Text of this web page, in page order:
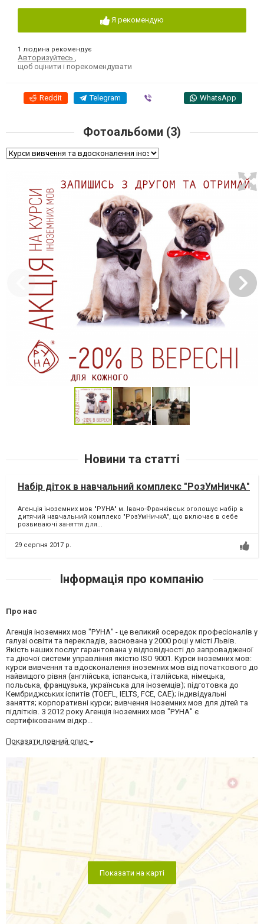
Я рекомендую
1 людина рекомендує
Авторизуйтесь
щоб оцінити і порекомендувати
Reddit Telegram WhatsApp
Фотоальбоми (3)
Новини та статті
Набір діток в навчальний комплекс "РозУмНичкА"
Агенція іноземних мов "РУНА" м. Івано-Франківськ оголошує набір в
дитячий навчальний комплекс "РозУмНичкА", що включає в себе
розвиваючі заняття для...
29 серпня 2017 р.
Інформація про компанію
Про нас
Агенція іноземних мов "РУНА" - це великий осередок професіоналів у
галузі освіти та перекладів, заснована у 2000 році у місті Львів.
Якість наших послуг гарантована у відповідності до запровадженої
та діючої системи управління якістю ISO 9001. Курси іноземних мов:
курси вивчення та вдосконалення іноземних мов від початкового до
найвищого рівня (англійська, іспанська, італійська, німецька,
польська, французька, українська для іноземців); підготовка до
Кембриджських іспитів (TOEFL, IELTS, FCE, CAE); індивідуальні
заняття; корпоративні курси; вивчення іноземних мов для дітей та
підлітків. З 2012 року Агенція іноземних мов "РУНА" є
сертифікованим відкр...
Показати повний опис
Показати на карті